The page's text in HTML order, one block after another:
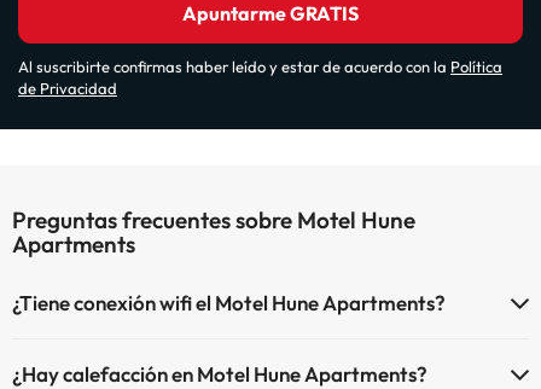
Apuntarme GRATIS
Al suscribirte confirmas haber leído y estar de acuerdo con la Política
de Privacidad
Preguntas frecuentes sobre Motel Hune
Apartments
¿Tiene conexión wifi el Motel Hune Apartments?
¿Hay calefacción en Motel Hune Apartments?